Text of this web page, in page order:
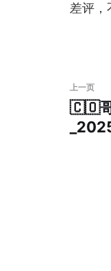
差评，
上一页
🇨🇴哥